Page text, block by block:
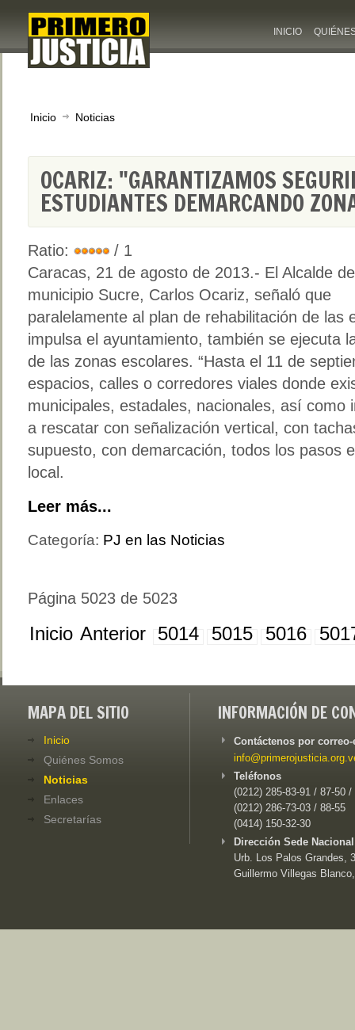
INICIO
Inicio Noticias
OCARIZ: "GARANTIZAMOS
ESTUDIANTES DEMARCANDO
Ratio:
/ 1
Caracas, 21 de agosto de 2013.- El Alcalde
municipio Sucre, Carlos Ocariz, señaló que
paralelamente al plan de rehabilitación de las
impulsa el ayuntamiento, también se ejecuta
de las zonas escolares. “Hasta el 11 de
espacios, calles o corredores viales donde
municipales, estadales, nacionales, así como
a rescatar con señalización vertical, con
supuesto, con demarcación, todos los pasos
local.
Leer más...
Categoría: PJ en las Noticias
Página 5023 de 5023
Inicio Anterior 5014 5015 5016
MAPA DEL SITIO
Inicio
Quiénes Somos
Noticias
Enlaces
Secretarías
INFORMACIÓN DE
Contáctenos por
Teléfonos
(0212) 285-83-91 / 87-50 /
(0212) 286-73-03 / 88-55
(0414) 150-32-30
Dirección Sede
Urb. Los Palos Grandes,
Guillermo Villegas